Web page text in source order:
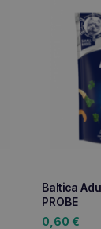
Baltica
PROBE
0,60 €